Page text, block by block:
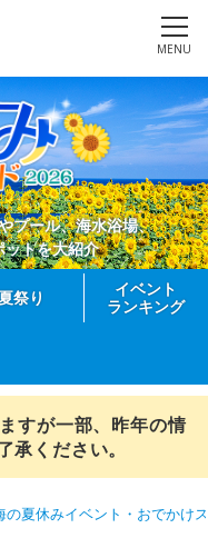
MENU
プール、海水浴場、
ットを大紹介
祭り
イベント
ランキング
すが一部、昨年の情
承ください。
の夏休みイベント・おでかけ